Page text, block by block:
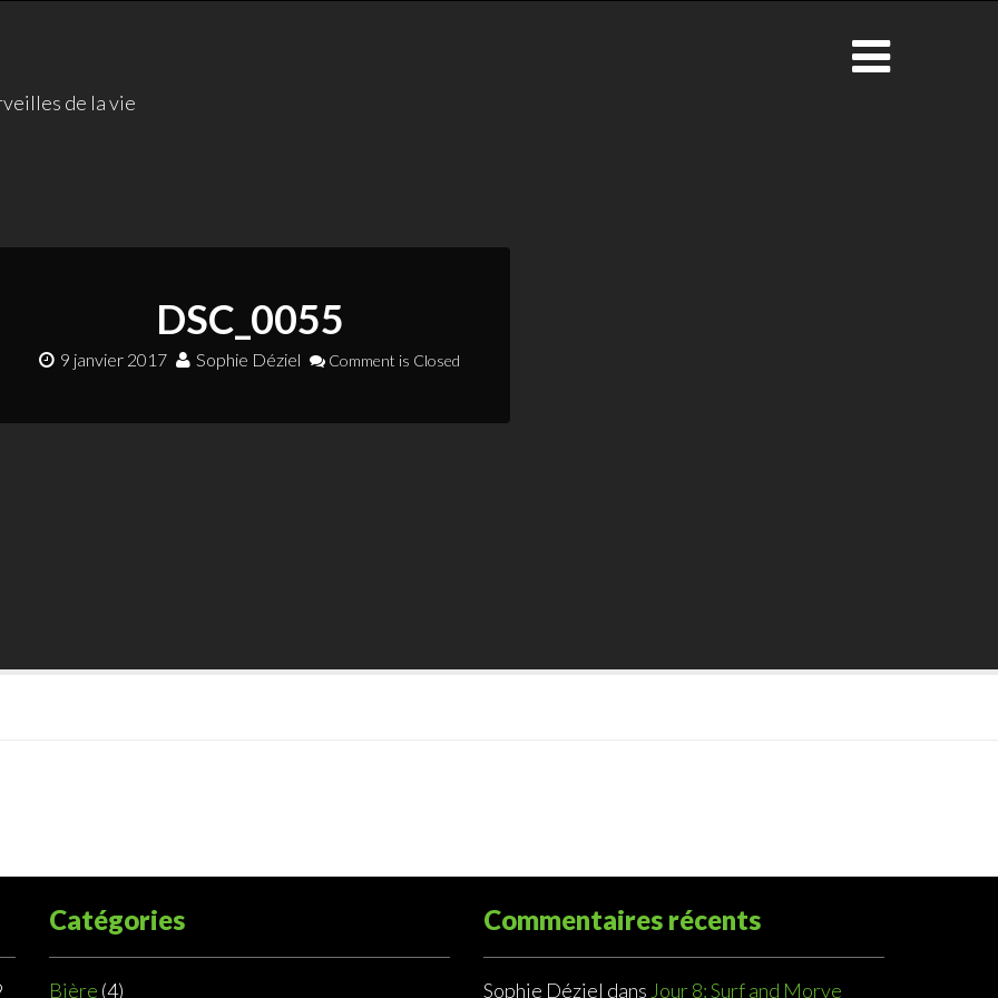
de la vie
DSC_0055
9 janvier 2017 Sophie Déziel Comment is Closed
Catégories
Bière (4)
Commentaires récents
Sophie Déziel dans Jour 8: Surf and Morve